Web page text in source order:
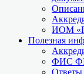
ИОМ
Полезная
ФИС
Ответы